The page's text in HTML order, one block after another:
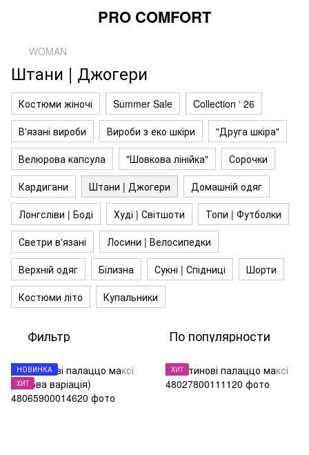
PRO COMFORT
WOMAN
Штани | Джогери
Костюми жіночі Summer Sale
Collection ‘ 26
В'язані вироби
Вироби з еко шкіри
"Друга шкіра"
Велюрова капсула
"Шовкова лінійка"
Сорочки
Кардигани
Штани | Джогери
Домашній одяг
Лонгсліви | Боді
Худі | Світшоти
Топи | Футболки
Светри в'язані
Лосини | Велосипедки
Верхній одяг
Білизна Сукні | Спідниці
Шорти
Костюми літо
Купальники
Фильтр По популярности
НОВИНКА
ХИТ
ХИТ